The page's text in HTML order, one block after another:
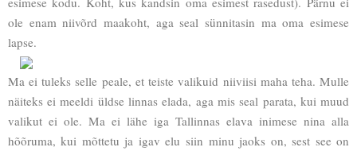
ole enam niivõrd maakoht, aga seal sünnitasin ma oma esimese
lapse.
Ma ei tuleks selle peale, et teiste valikuid niiviisi maha teha. Mulle
näiteks ei meeldi üldse linnas elada, aga mis seal parata, kui muud
valikut ei ole. Ma ei lähe iga Tallinnas elava inimese nina alla
hõõruma, kui mõttetu ja igav elu siin minu jaoks on, sest see on